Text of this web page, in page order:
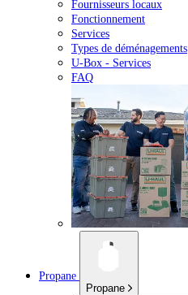
Fournisseurs locaux
Fonctionnement
Services
Types de déménagements
U-Box - Services
FAQ
Propane
Propane